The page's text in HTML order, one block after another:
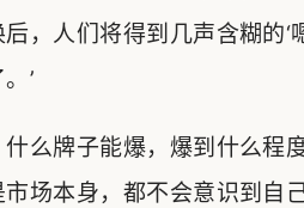
，人们将得到几声含糊的
’
么牌子能爆，爆到什么程
场本身，都不会意识到自